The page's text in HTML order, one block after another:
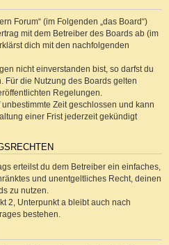
Forum“ (im Folgenden „das Board“)
mit dem Betreiber des Boards ab (im
dich mit den nachfolgenden
nicht einverstanden bist, so darfst du
Für die Nutzung des Boards gelten
Regelungen.
Zeit geschlossen und kann
einer Frist jederzeit gekündigt
erteilst du dem Betreiber ein einfaches,
und unentgeltliches Recht, deinen
zu nutzen.
2, Unterpunkt a bleibt auch nach
bestehen.